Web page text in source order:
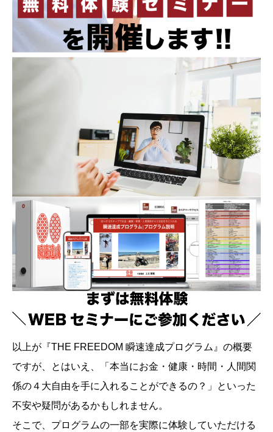
以上が『THE FREEDOM 瞬速達成プログラム』の概要
ですが、とはいえ、「本当にお金・健康・時間・人間関
係の４大自由を手に入れることができるの？」といった
不安や疑問があるかもしれません。
そこで、プログラムの一部を実際に体験していただける